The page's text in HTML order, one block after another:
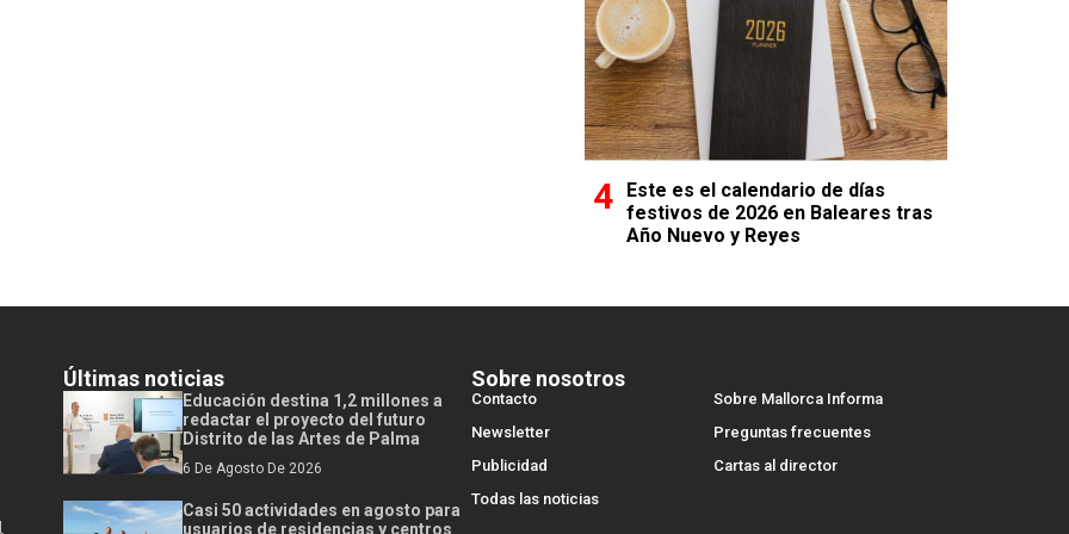
Este es el calendario de días
festivos de 2026 en Baleares tras
Año Nuevo y Reyes
Últimas noticias
Educación destina 1,2 millones a
redactar el proyecto del futuro
Distrito de las Artes de Palma
6 De Agosto De 2026
Casi 50 actividades en agosto para
usuarios de residencias y centros
Sobre nosotros
Contacto
Sobre Mallorca Informa
Newsletter
Preguntas frecuentes
Publicidad
Cartas al director
Todas las noticias